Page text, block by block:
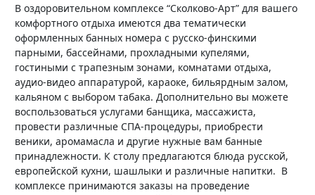
В оздоровительном комплексе “Сколково-Арт” для вашего
комфортного отдыха имеются два тематически
оформленных банных номера с русско-финскими
парными, бассейнами, прохладными купелями,
гостиными с трапезным зонами, комнатами отдыха,
аудио-видео аппаратурой, караоке, бильярдным залом,
кальяном с выбором табака. Дополнительно вы можете
воспользоваться услугами банщика, массажиста,
провести различные СПА-процедуры, приобрести
веники, аромамасла и другие нужные вам банные
принадлежности. К столу предлагаются блюда русской,
европейской кухни, шашлыки и различные напитки. В
комплексе принимаются заказы на проведение